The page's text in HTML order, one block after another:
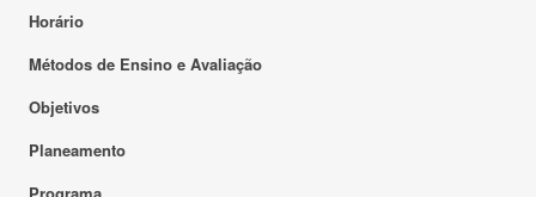
Horário
Métodos de Ensino e Avaliação
Objetivos
Planeamento